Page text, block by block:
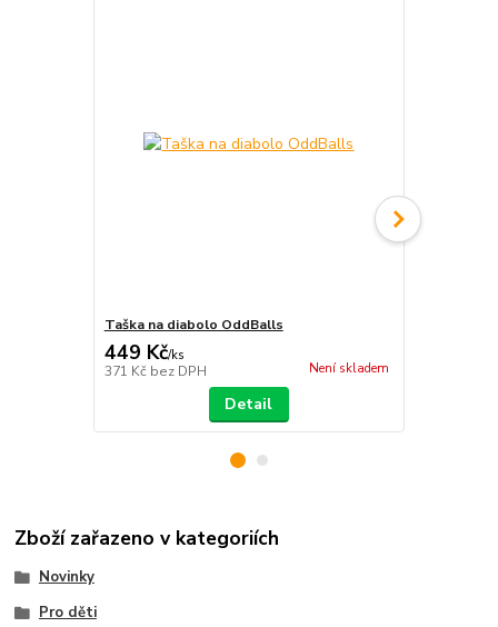
Taška na diabolo OddBalls
449 Kč/ks
371 Kč bez DPH Není skladem
Detail
Zboží zařazeno v kategoriích
Novinky
Pro děti